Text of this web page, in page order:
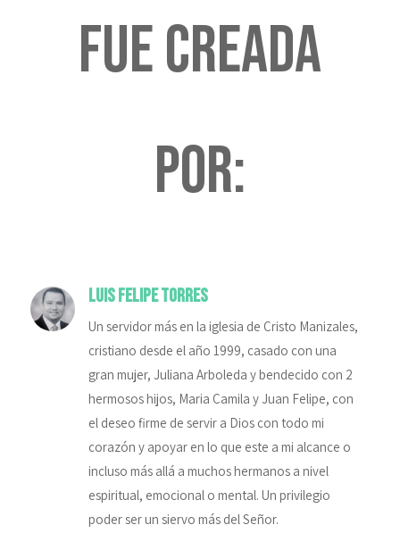
fue creada
por:
Luis Felipe Torres
Un servidor más en la iglesia de Cristo Manizales,
cristiano desde el año 1999, casado con una
gran mujer, Juliana Arboleda y bendecido con 2
hermosos hijos, Maria Camila y Juan Felipe, con
el deseo firme de servir a Dios con todo mi
corazón y apoyar en lo que este a mi alcance o
incluso más allá a muchos hermanos a nivel
espiritual, emocional o mental. Un privilegio
poder ser un siervo más del Señor.